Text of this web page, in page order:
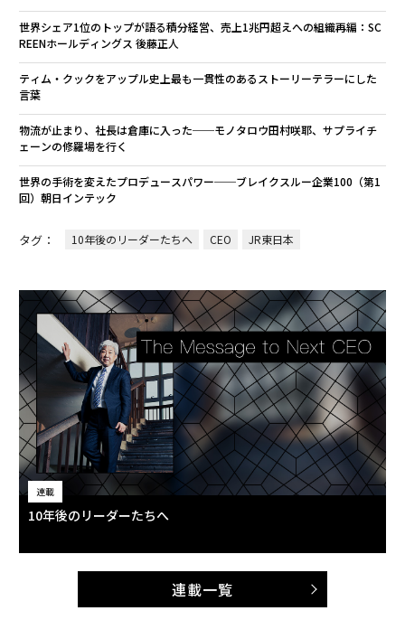
世界シェア1位のトップが語る積分経営、売上1兆円超えへの組織再編：SC
REENホールディングス 後藤正人
ティム・クックをアップル史上最も一貫性のあるストーリーテラーにした
言葉
物流が止まり、社長は倉庫に入った──モノタロウ田村咲耶、サプライチ
ェーンの修羅場を行く
世界の手術を変えたプロデュースパワー──ブレイクスルー企業100（第1
回）朝日インテック
タグ： 10年後のリーダーたちへ CEO JR東日本
連載
10年後のリーダーたちへ
連載一覧